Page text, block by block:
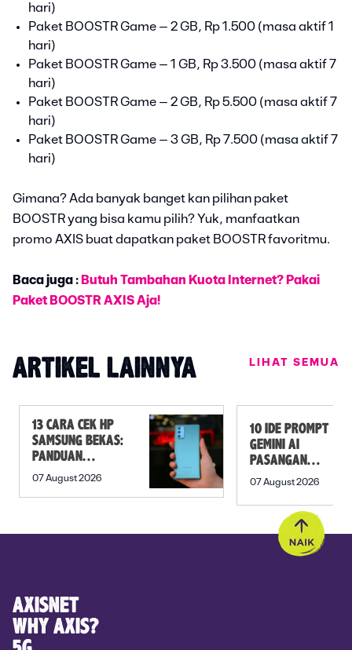
hari)
Paket BOOSTR Game – 2 GB, Rp 1.500 (masa aktif 1
hari)
Paket BOOSTR Game – 1 GB, Rp 3.500 (masa aktif 7
hari)
Paket BOOSTR Game – 2 GB, Rp 5.500 (masa aktif 7
hari)
Paket BOOSTR Game – 3 GB, Rp 7.500 (masa aktif 7
hari)
Gimana? Ada banyak banget kan pilihan paket
BOOSTR yang bisa kamu pilih? Yuk, manfaatkan
promo AXIS buat dapatkan paket BOOSTR favoritmu.
Baca juga : Butuh Tambahan Kuota Internet? Pakai
Paket BOOSTR AXIS Aja!
ARTIKEL LAINNYA LIHAT SEMUA
13 CARA CEK HP
SAMSUNG BEKAS:
PANDUAN
SEBELUM
07 August 2026
10 IDE PROMPT
GEMINI AI
PASANGAN
PREWEDDING
07 August 2026
AXISNET
WHY AXIS?